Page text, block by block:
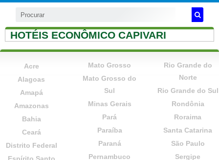
HOTÉIS ECONÔMICO CAPIVARI
Acre
Alagoas
Amapá
Amazonas
Bahia
Ceará
Distrito Federal
Mato Grosso
Mato Grosso do
Sul
Minas Gerais
Pará
Paraíba
Paraná
Pernambuco
Rio Grande do
Norte
Rio Grande do Sul
Rondônia
Roraima
Santa Catarina
São Paulo
Sergipe